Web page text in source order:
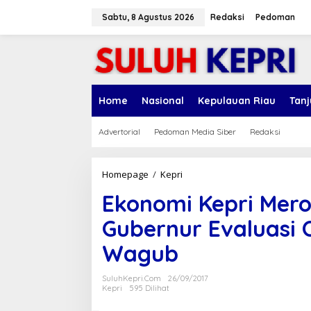
Sabtu, 8 Agustus 2026 Redaksi Pedoman
Home Nasional Kepulauan Riau
Advertorial Pedoman Media Siber Redaksi
Homepage / Kepri
o
n
o
m
e
Ekonomi Kepri
Gubernur Evaluasi
Wagub
SuluhKepri.com
26/09/2017
Kepri
595 Dilihat